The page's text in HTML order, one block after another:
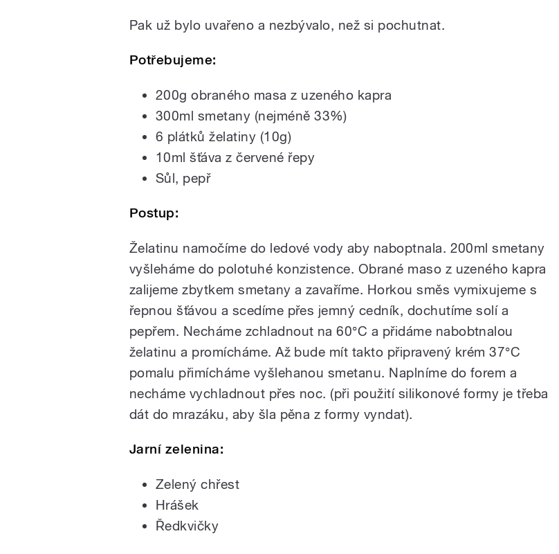
Pak už bylo uvařeno a nezbývalo, než si pochutnat.
Potřebujeme:
200g obraného masa z uzeného kapra
300ml smetany (nejméně 33%)
6 plátků želatiny (10g)
10ml šťáva z červené řepy
Sůl, pepř
Postup:
Želatinu namočíme do ledové vody aby naboptnala. 200ml smetany
vyšleháme do polotuhé konzistence. Obrané maso z uzeného kapra
zalijeme zbytkem smetany a zavaříme. Horkou směs vymixujeme s
řepnou šťávou a scedíme přes jemný cedník, dochutíme solí a
pepřem. Necháme zchladnout na 60°C a přidáme nabobtnalou
želatinu a promícháme. Až bude mít takto připravený krém 37°C
pomalu přimícháme vyšlehanou smetanu. Naplníme do forem a
necháme vychladnout přes noc. (při použití silikonové formy je třeba
dát do mrazáku, aby šla pěna z formy vyndat).
Jarní zelenina:
Zelený chřest
Hrášek
Ředkvičky